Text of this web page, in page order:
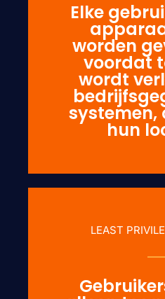
Elke
worden
voordat
wordt
systemen,
hun
LEAST